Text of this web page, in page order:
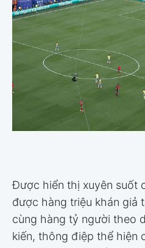
Được hiển thị xuyên suốt
được hàng triệu khán giả
cùng hàng tỷ người theo
kiến, thông điệp thể hiện